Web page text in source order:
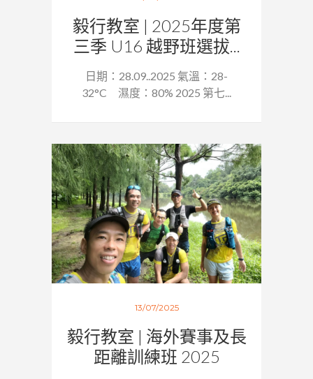
毅行教室 | 2025年度第
三季 U16 越野班選拔...
日期：28.09..2025 氣溫：28-
32°C 濕度：80% 2025 第七...
13/07/2025
毅行教室 | 海外賽事及長
距離訓練班 2025